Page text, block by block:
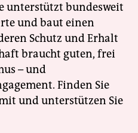
unterstützt bundesweit
und baut einen
Schutz und Erhalt
braucht guten, frei
– und
Finden Sie
und unterstützen Sie